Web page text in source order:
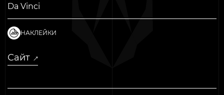
Da Vinci
НАКЛЕЙКИ
Сайт↓
↓